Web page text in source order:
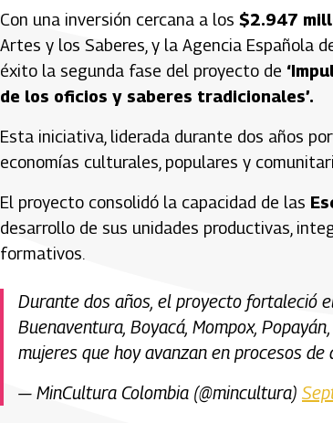
Con una inversión cercana a los $2.947
Artes y los Saberes, y la Agencia Española
éxito la segunda fase del proyecto de
de los oficios y saberes tradicionales’.
Esta iniciativa, liderada durante dos años
economías culturales, populares y
El proyecto consolidó la capacidad de las
desarrollo de sus unidades productivas,
formativos.
⁠Durante dos años, el proyecto fortaleció
Buenaventura, Boyacá, Mompox,
mujeres que hoy avanzan en procesos de
— MinCultura Colombia (@mincultura)